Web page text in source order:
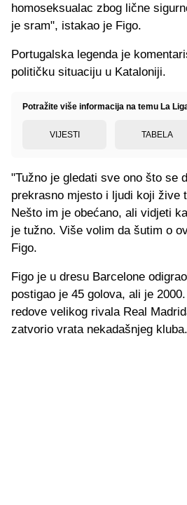
homoseksualac zbog lične
je sram", istakao je Figo.
Portugalska legenda je
političku situaciju u Kataloniji.
Potražite više informacija na temu La
VIJESTI TABELA
"Tužno je gledati sve ono što se
prekrasno mjesto i ljudi koji žive
Nešto im je obećano, ali vidjeti
je tužno. Više volim da šutim o
Figo.
Figo je u dresu Barcelone
postigao je 45 golova, ali je
redove velikog rivala Real
zatvorio vrata nekadašnjeg kluba.